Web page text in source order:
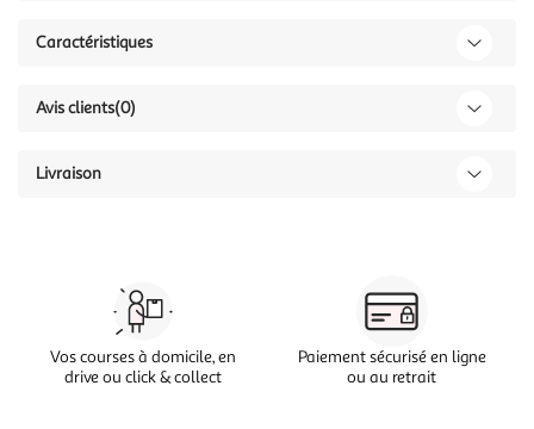
Caractéristiques
Avis clients(0)
Livraison
Vos courses à domicile, en
drive ou click & collect
Paiement sécurisé en ligne
ou au retrait